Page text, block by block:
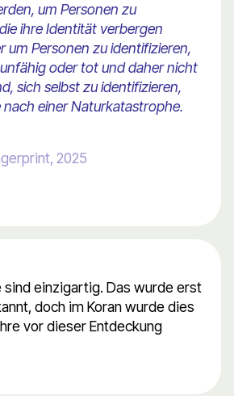
um Personen zu
ihre Identität verbergen
um Personen zu identifizieren,
oder tot und daher nicht
sich selbst zu identifizieren,
nach einer Naturkatastrophe.
2025
sind einzigartig. Das wurde erst
doch im Koran wurde dies
vor dieser Entdeckung